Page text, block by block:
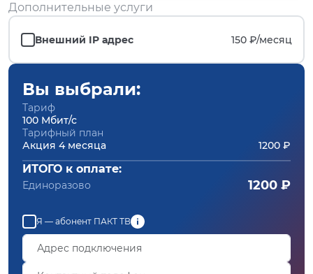
Дополнительные услуги
Внешний IP адрес 150 ₽/месяц
Вы выбрали:
Тариф
100 Мбит/с
Тарифный план
Акция 4 месяца
1200 ₽
ИТОГО к оплате:
Единоразово 1200 ₽
Я — абонент ПАКТ ТВ